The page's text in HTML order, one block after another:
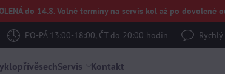
do 14.8. Volné termíny na servis kol až po dovolené
PO-PÁ 13:00-18:00, ČT do 20:00 hodin
Servis Kontakt